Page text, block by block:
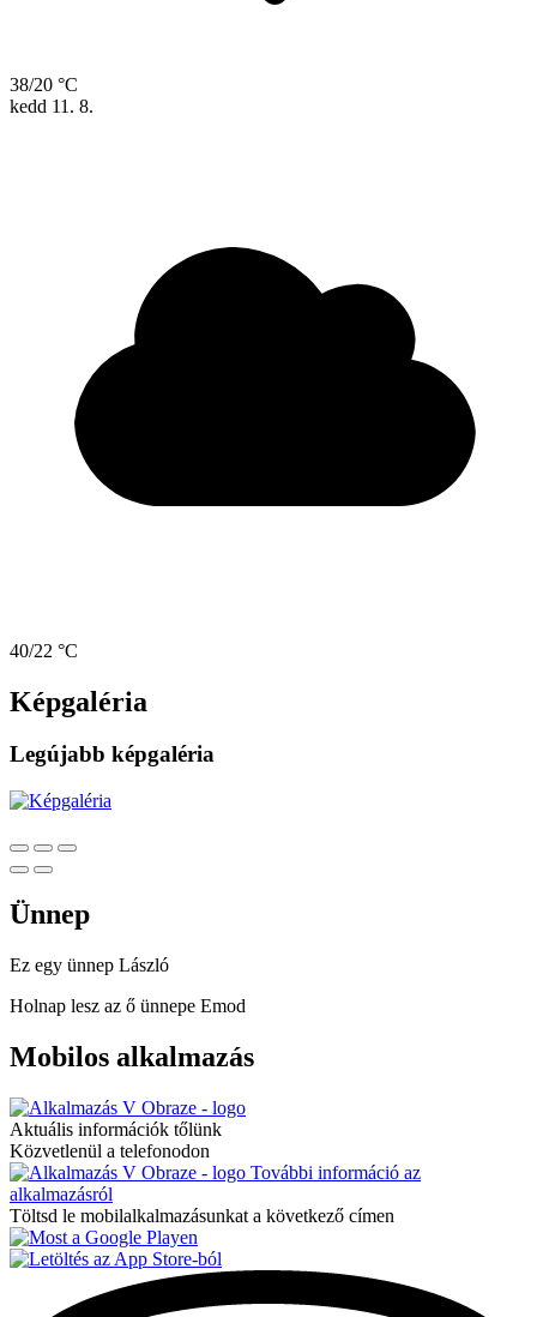
38/20 °C
kedd 11. 8.
40/22 °C
Képgaléria
Legújabb képgaléria
Ünnep
Ez egy ünnep László
Holnap lesz az ő ünnepe Emod
Mobilos alkalmazás
Aktuális információk tőlünk
Közvetlenül a telefonodon
További információ az
alkalmazásról
Töltsd le mobilalkalmazásunkat a következő címen